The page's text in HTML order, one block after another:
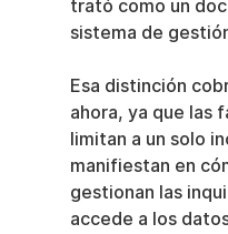
trató como un
sistema de
Esa distinción
ahora, ya que las
limitan a un solo
manifiestan en
gestionan las
accede a los